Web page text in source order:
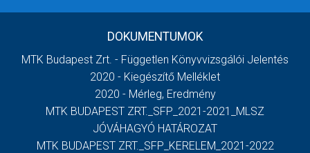
DOKUMENTUMOK
MTK Budapest Zrt. - Független Könyvvizsgálói Jelentés
2020 - Kiegészítő Melléklet
2020 - Mérleg, Eredmény
MTK BUDAPEST ZRT._SFP_2021-2021_MLSZ
JÓVÁHAGYÓ HATÁROZAT
MTK BUDAPEST ZRT._SFP_KERELEM_2021-2022